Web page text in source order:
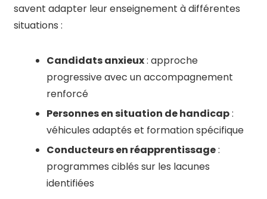
savent adapter leur enseignement à différentes
situations :
Candidats anxieux: approche
progressive avec un accompagnement
renforcé
Personnes en situation de handicap:
véhicules adaptés et formation spécifique
Conducteurs en réapprentissage:
programmes ciblés sur les lacunes
identifiées